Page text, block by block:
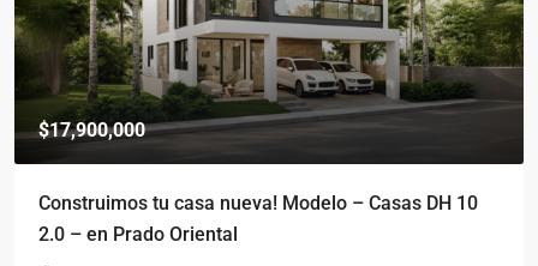
$17,900,000
Construimos tu casa nueva! Modelo – Casas DH 10
2.0 – en Prado Oriental